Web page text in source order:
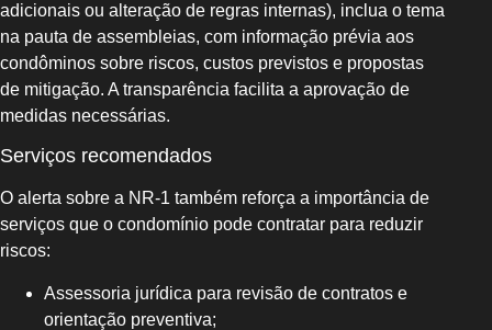
adicionais ou alteração de regras internas), inclua o tema
na pauta de assembleias, com informação prévia aos
condôminos sobre riscos, custos previstos e propostas
de mitigação. A transparência facilita a aprovação de
medidas necessárias.
Serviços recomendados
O alerta sobre a NR-1 também reforça a importância de
serviços que o condomínio pode contratar para reduzir
riscos:
Assessoria jurídica para revisão de contratos e
orientação preventiva;